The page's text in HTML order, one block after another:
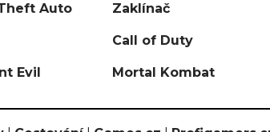
Auto Zaklínač
Call of Duty
Evil Mortal Kombat